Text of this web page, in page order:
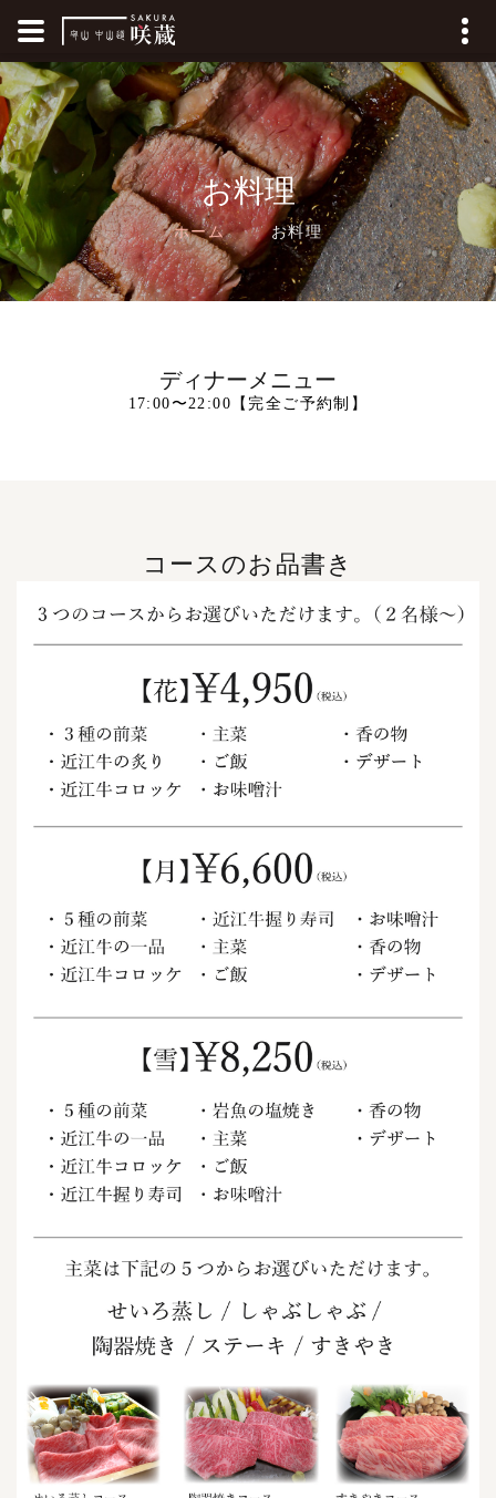
お料理
ホーム お料理
ディナーメニュー
17:00〜22:00【完全ご予約制】
コースのお品書き